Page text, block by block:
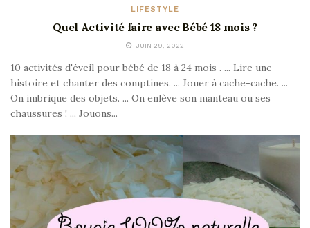
LIFESTYLE
Quel Activité faire avec Bébé 18 mois ?
JUIN 29, 2022
10 activités d'éveil pour bébé de 18 à 24 mois . ... Lire une
histoire et chanter des comptines. ... Jouer à cache-cache. ...
On imbrique des objets. ... On enlève son manteau ou ses
chaussures ! ... Jouons...